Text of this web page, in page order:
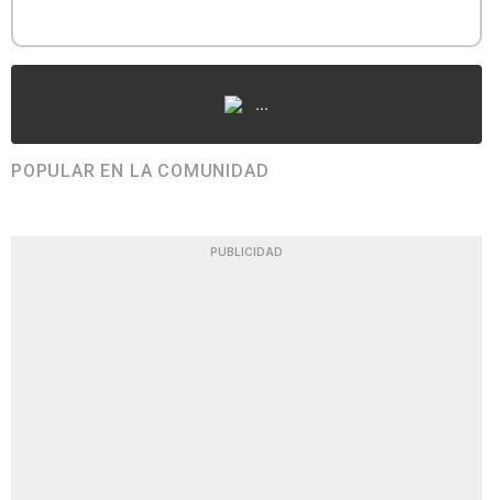
...
POPULAR EN LA COMUNIDAD
PUBLICIDAD